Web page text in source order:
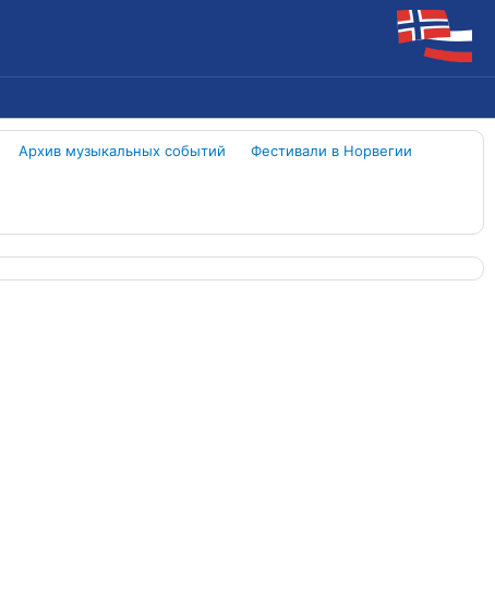
Архив музыкальных событий Фестивали в Норвегии